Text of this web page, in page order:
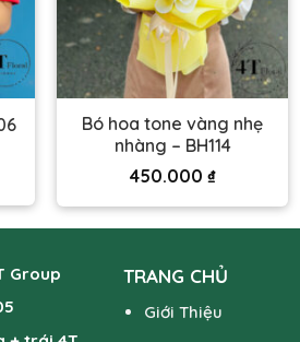
Bó hoa tone vàng nhẹ
nhàng – BH114
450.000 ₫
Group
TRANG CHỦ
Giới Thiệu